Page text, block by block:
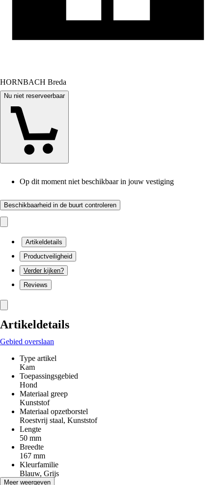
HORNBACH Breda
Nu niet reserveerbaar
Op dit moment niet beschikbaar in jouw vestiging
Beschikbaarheid in de buurt controleren
Artikeldetails
Productveiligheid
Verder kijken?
Reviews
Artikeldetails
Gebied overslaan
Type artikel
Kam
Toepassingsgebied
Hond
Materiaal greep
Kunststof
Materiaal opzetborstel
Roestvrij staal, Kunststof
Lengte
50 mm
Breedte
167 mm
Kleurfamilie
Blauw, Grijs
Toepassing
Meer weergeven